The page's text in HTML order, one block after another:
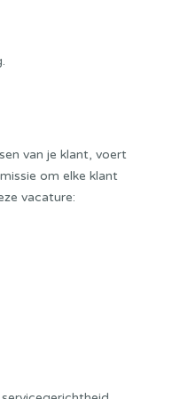
van je klant, voert
om elke klant
vacature: